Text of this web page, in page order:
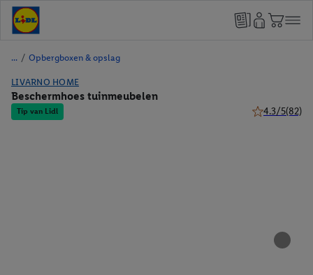
/ Opbergboxen & opslag
LIVARNO HOME
Beschermhoes tuinmeubelen
Tip van Lidl 4.3/5(82)